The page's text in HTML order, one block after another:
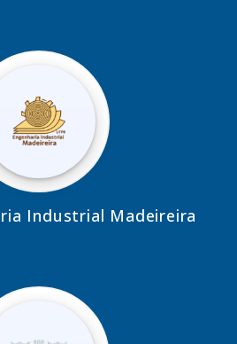
Industrial Madeireira